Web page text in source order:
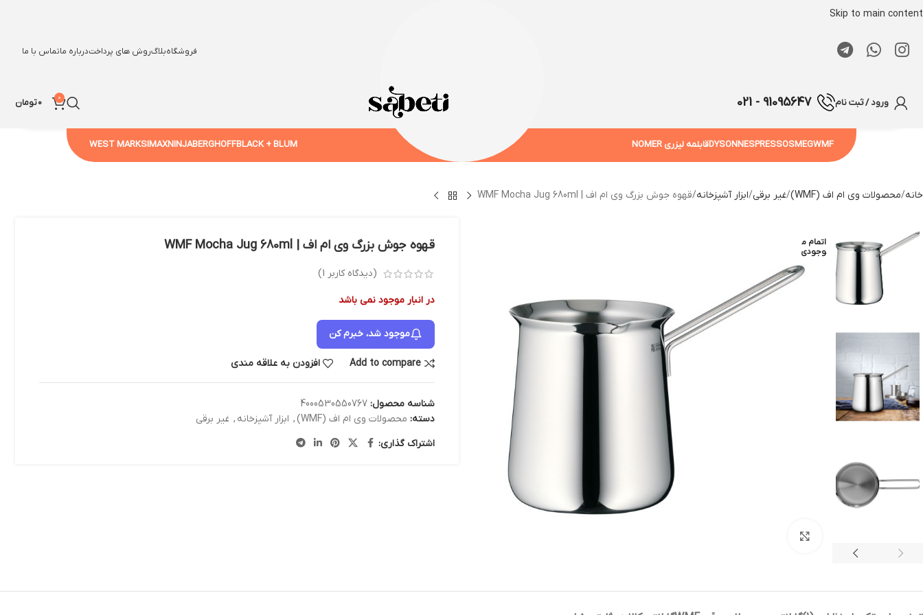
Skip to main content
فروشگاهبلاگروش های پرداختدرباره ماتماس با ما
ورود / ثبت نام 91095647 - 021
0
0تومان
WMF
SMEG
NESPRESSO
DYSONقابلمه لیزری NOMER BLACK + BLUM
BERGHOFF
NINJA
SIMAX
WEST MARK
خانه محصولات وی ام اف (WMF) غیر برقی ابزار آشپزخانه قهوه جوش بزرگ وی ام اف | WMF Mocha Jug 680ml
اتمام م
وجودی
قهوه جوش بزرگ وی ام اف | WMF Mocha Jug 680ml
(دیدگاه کاربر 1
)
در انبار موجود نمی باشد
موجود شد، خبرم کن
Add to compare افزودن به علاقه مندی
شناسه محصول: 4000530550767
دسته: محصولات وی ام اف (WMF) , ابزار آشپزخانه , غیر برقی
اشتراک گذاری: